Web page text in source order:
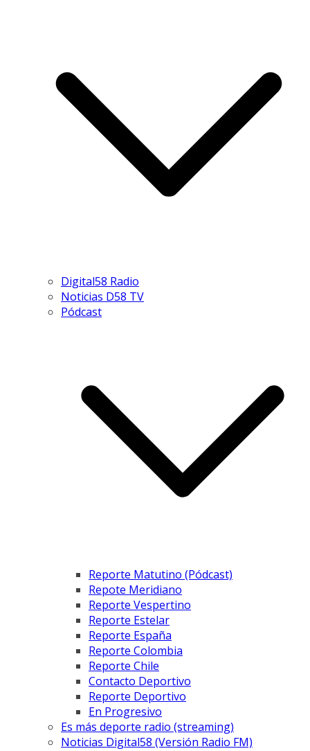
Digital58 Radio
Noticias D58 TV
Pódcast
Reporte Matutino (Pódcast)
Repote Meridiano
Reporte Vespertino
Reporte Estelar
Reporte España
Reporte Colombia
Reporte Chile
Contacto Deportivo
Reporte Deportivo
En Progresivo
Es más deporte radio (streaming)
Noticias Digital58 (Versión Radio FM)